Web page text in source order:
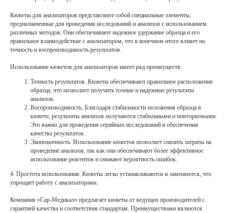
Кюветы для анализаторов представляют собой специальные элементы,
предназначенные для проведения исследований и анализов с использованием
различных методов. Они обеспечивают надежное удержание образца и его
правильное взаимодействие с анализатором, что в конечном итоге влияет на
точность и воспроизводимость результатов.
Использование кюветов для анализаторов имеет ряд преимуществ:
Точность результатов. Кюветы обеспечивают правильное расположение
образца, что позволяет получить точные и надежные результаты
анализов.
Воспроизводимость. Благодаря стабильности положения образца в
кювете, результаты анализов получаются стабильными и повторяемыми.
Это важно для проведения серийных исследований и обеспечения
качества результатов.
Экономичность. Использование кюветов позволяет снизить затраты на
проведение анализов, так как они обеспечивают более эффективное
использование реагентов и снижают вероятность ошибок.
4. Простота использования. Кюветы легко устанавливаются и заменяются, что
упрощает работу с анализаторами.
Компания «Сар-Медикал» предлагает кюветы от ведущих производителей с
гарантией качества и соответствия стандартам. Преимуществами являются